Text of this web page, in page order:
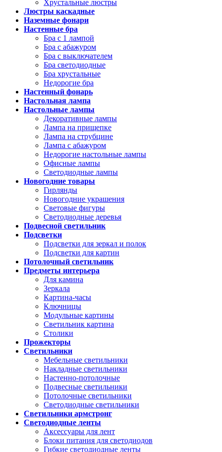
Хрустальные люстры
Люстры каскадные
Наземные фонари
Настенные бра
Бра с 1 лампой
Бра с абажуром
Бра с выключателем
Бра светодиодные
Бра хрустальные
Недорогие бра
Настенный фонарь
Настольная лампа
Настольные лампы
Декоративные лампы
Лампа на прищепке
Лампа на струбцине
Лампа с абажуром
Недорогие настольные лампы
Офисные лампы
Светодиодные лампы
Новогодние товары
Гирлянды
Новогодние украшения
Световые фигуры
Светодиодные деревья
Подвесной светильник
Подсветки
Подсветки для зеркал и полок
Подсветки для картин
Потолочный светильник
Предметы интерьера
Для камина
Зеркала
Картина-часы
Ключницы
Модульные картины
Светильник картина
Столики
Прожекторы
Светильники
Мебельные светильники
Накладные светильники
Настенно-потолочные
Подвесные светильники
Потолочные светильники
Светодиодные светильники
Светильники армстронг
Светодиодные ленты
Аксессуары для лент
Блоки питания для светодиодов
Гибкие светодиодные ленты